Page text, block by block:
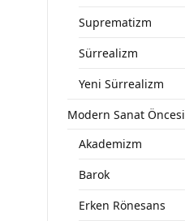
Suprematizm
Sürrealizm
Yeni Sürrealizm
Modern Sanat Öncesi
Akademizm
Barok
Erken Rönesans